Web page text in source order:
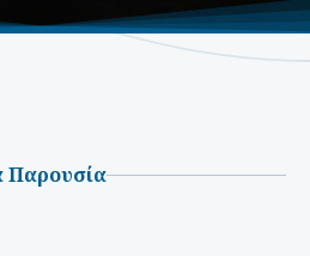
Παρουσία